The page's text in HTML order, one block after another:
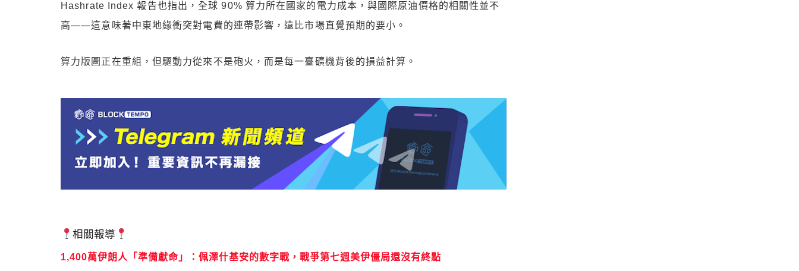
Hashrate Index 報告也指出，全球 90% 算力所在國家的電力成本，與國際原油價格的相關性並不
高——這意味著中東地緣衝突對電費的連帶影響，遠比市場直覺預期的要小。
算力版圖正在重組，但驅動力從來不是砲火，而是每一臺礦機背後的損益計算。
相關報導
1,400萬伊朗人「準備獻命」：佩澤什基安的數字戰，戰爭第七週美伊僵局還沒有終點